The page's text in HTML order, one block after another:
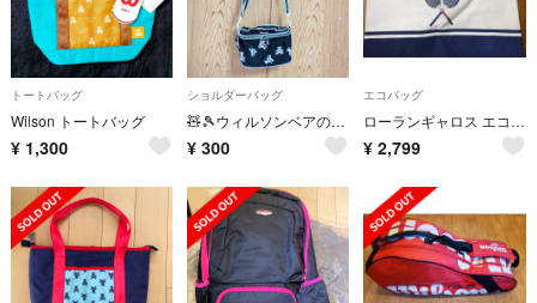
トートバッグ
Wilson トートバッグ
¥ 1,300
ショルダーバッグ
🧸🎾ウィルソンベアのショルダーバック
¥ 300
エコバッグ
ローランギャロス エコバッグ
¥ 2,799